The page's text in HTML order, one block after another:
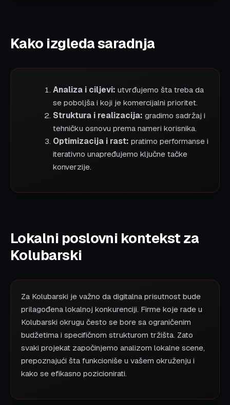
Kako izgleda saradnja
Analiza i ciljevi: utvrđujemo šta treba da
se poboljša i koji je komercijalni prioritet.
Struktura i realizacija: gradimo sadržaj i
tehničku osnovu prema nameri korisnika.
Optimizacija i rast: pratimo performanse i
iterativno unapređujemo ključne tačke
konverzije.
Lokalni poslovni kontekst za
Kolubarski
Za Kolubarski je važno da digitalna prisutnost bude
prilagođena lokalnoj konkurenciji. Firme koje rade u
Kolubarski okrugu često se bore sa ograničenim
budžetima i specifičnom strukturom tržišta. Zato
svaki projekat započinjemo analizom lokalne scene,
prepoznajući šta funkcioniše u vašem okruženju i
kako se efikasno pozicionirati.